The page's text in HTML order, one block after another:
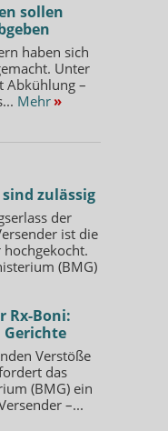
sollen
haben sich
Unter
Abkühlung –
Mehr »
zulässig
der
ist die
(BMG)
Rx-Boni:
Gerichte
Verstöße
das
(BMG) ein
–...